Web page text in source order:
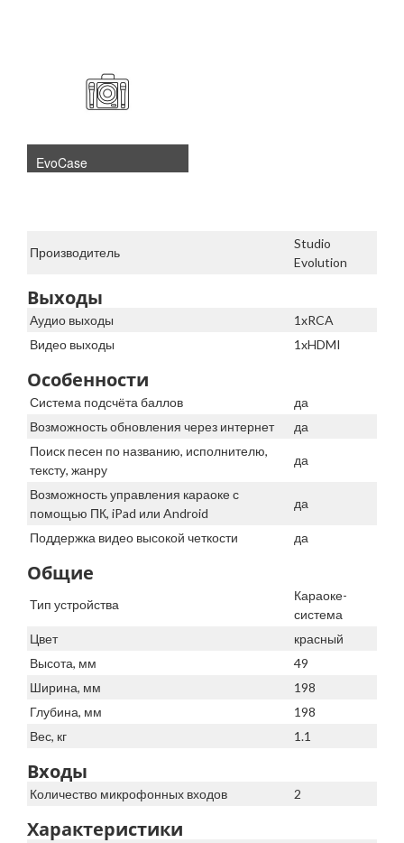
EvoCase
Производитель
Studio
Evolution
Выходы
Аудио выходы
1xRCA
Видео выходы
1xHDMI
Особенности
Система подсчёта баллов
да
Возможность обновления через интернет
да
Поиск песен по названию, исполнителю,
тексту, жанру
да
Возможность управления караоке с
помощью ПК, iPad или Android
да
Поддержка видео высокой четкости да
Общие
Тип устройства
Караоке-
система
Цвет
красный
Высота, мм
49
Ширина, мм
198
Глубина, мм
198
Вес, кг
1.1
Входы
Количество микрофонных входов 2
Характеристики